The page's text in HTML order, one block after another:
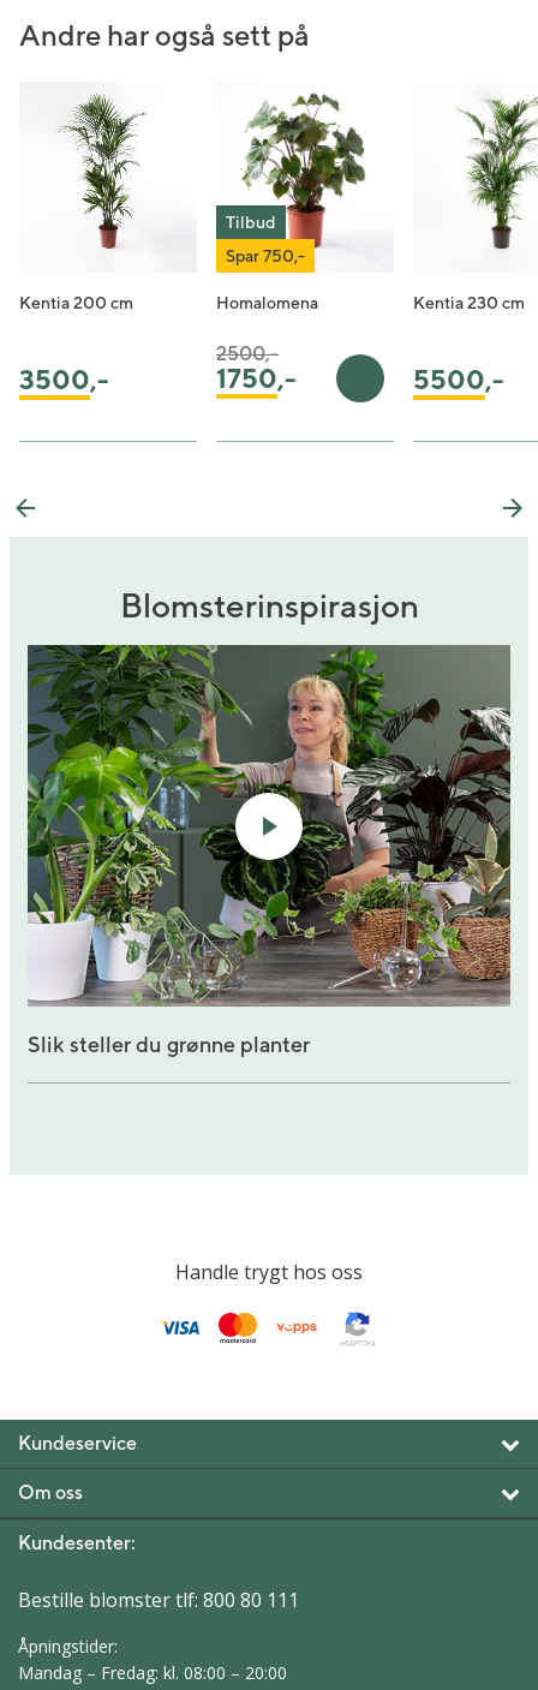
Andre har også sett på
Kentia 200 cm
3500,-
Tilbud
Spar 750,-
Homalomena
1750,-
Pris satt ned fra
2500,-til
Legg i handlekurv
Kentia 230 cm
5500,-
Previous
Blomsterinspirasjon
Slik steller du grønne planter
Handle trygt hos oss
Kundeservice
Om oss
Kundesenter:
Bestille blomster tlf: 800 80 111
Åpningstider:
Mandag – Fredag: kl. 08:00 – 20:00